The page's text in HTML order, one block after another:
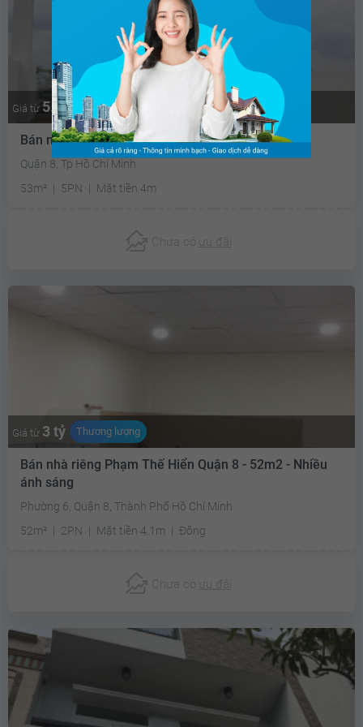
Giá từ 5.2 tỷ Thương lượng
Bán nhà riêng Nguyễn Thị Tần Quận 8 - 53m2
Quận 8, Tp Hồ Chí Minh
53m²
5PN Mặt tiền 4m
Chưa có ưu đãi
Giá từ 3 tỷ Thương lượng
Bán nhà riêng Phạm Thế Hiển Quận 8 - 52m2 - Nhiều
ánh sáng
Phường 6, Quận 8, Thành Phố Hồ Chí Minh
52m²
2PN Mặt tiền 4.1m Đông
Chưa có ưu đãi